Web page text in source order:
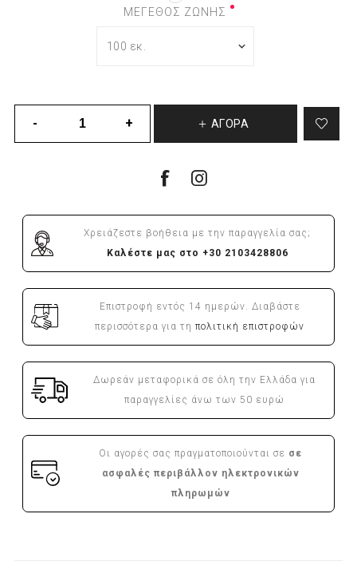
ΜΕΓΕΘΟΣ ΖΩΝΗΣ
ΑΓΟΡΆ
Χρειάζεστε βοήθεια με την παραγγελία σας;
Καλέστε μας στο +30 2103428806
Επιστροφή εντός 14 ημερών. Διαβάστε
περισσότερα για τηπολιτική επιστροφών
Δωρεάν μεταφορικά σε όλη την Ελλάδα για
παραγγελίες άνω των 50 ευρώ
Οι αγορές σας πραγματοποιούνται σε σε
ασφαλές περιβάλλον ηλεκτρονικών
πληρωμών